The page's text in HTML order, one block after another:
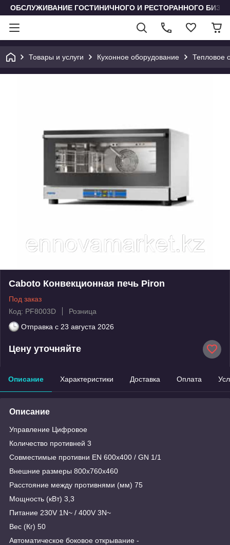
ОБСЛУЖИВАНИЕ ГОСТИНИЧНОГО И РЕСТОРАННОГО
Товары и услуги Кухонное оборудование Тепловое
Caboto Конвекционная печь Piron
Под заказ
Код: PF8003D
Розница
Отправка с 23 августа 2026
Цену уточняйте
Описание Характеристики Доставка Оплата
Описание
Управление Цифровое
Количество противней 3
Совместимые противни EN 600x400 / GN 1/1
Внешние размеры 800x760x460
Расстояние между противнями (мм) 75
Мощность (кВт) 3,3
Питание 230V 1N~ / 400V 3N~
Вес (Кг) 50
Автоматическое боковое открывание -